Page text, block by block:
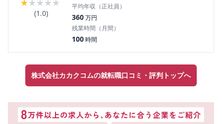
★★★★★
(1.0)
平均年収（正社員）
360万円
残業時間（月間）
100時間
株式会社カカクコムの就転職口コミ・評判トップへ